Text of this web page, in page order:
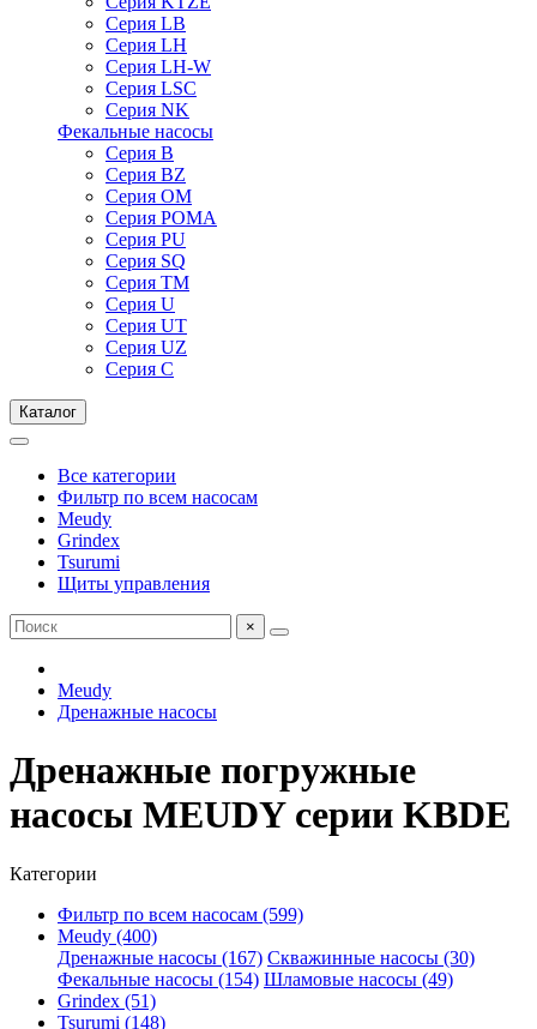
Серия LB
Серия LH
Серия LH-W
Серия LSC
Серия NK
Фекальные насосы
Серия B
Серия BZ
Серия OM
Серия POMA
Серия PU
Серия SQ
Серия TM
Серия U
Серия UT
Серия UZ
Серия С
Каталог
Все категории
Фильтр по всем насосам
Meudy
Grindex
Tsurumi
Щиты управления
×
Meudy
Дренажные насосы
Дренажные погружные
насосы MEUDY серии KBDE
Категории
Фильтр по всем насосам (599)
Meudy (400)
Дренажные насосы (167) Скважинные насосы (30)
Фекальные насосы (154) Шламовые насосы (49)
Grindex (51)
Tsurumi (148)